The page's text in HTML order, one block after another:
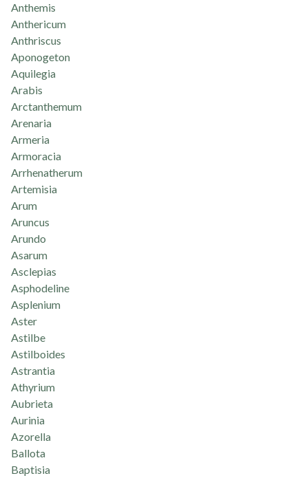
Anthemis
Anthericum
Anthriscus
Aponogeton
Aquilegia
Arabis
Arctanthemum
Arenaria
Armeria
Armoracia
Arrhenatherum
Artemisia
Arum
Aruncus
Arundo
Asarum
Asclepias
Asphodeline
Asplenium
Aster
Astilbe
Astilboides
Astrantia
Athyrium
Aubrieta
Aurinia
Azorella
Ballota
Baptisia